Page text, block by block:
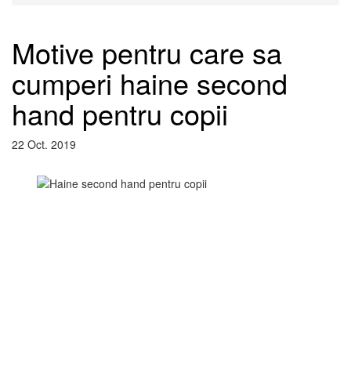
Motive pentru care sa
cumperi haine second
hand pentru copii
22 Oct. 2019